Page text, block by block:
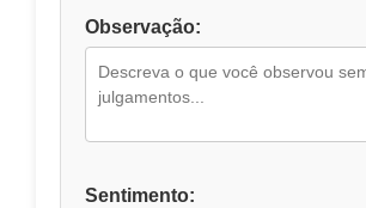
Observação:
Sentimento: